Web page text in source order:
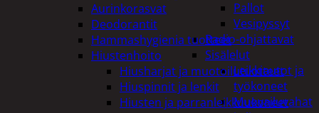
Pallot
Vesipyssyt
Radio-ohjattavat
Sisälelut
Leikkiautot ja
työkoneet
Muovailuvahat
Aurinkorasvat
Deodorantit
Hammashygienia tuotteet
Hiustenhoito
Hiusharjat ja muotoilutuotteet
Hiuspinnit ja lenkit
Hiusten ja parranleikkuukoneet